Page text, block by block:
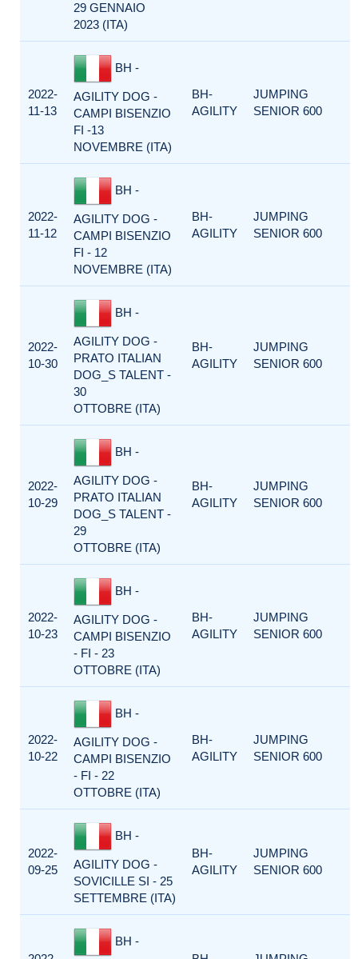
29 GENNAIO
2023 (ITA)
2022-
11-13
BH -
AGILITY DOG -
CAMPI BISENZIO
FI -13
NOVEMBRE (ITA)
BH-
AGILITY
JUMPING
SENIOR 600
2022-
11-12
BH -
AGILITY DOG -
CAMPI BISENZIO
FI - 12
NOVEMBRE (ITA)
BH-
AGILITY
JUMPING
SENIOR 600
2022-
10-30
BH -
AGILITY DOG -
PRATO ITALIAN
DOG_S TALENT -
30
OTTOBRE (ITA)
BH-
AGILITY
JUMPING
SENIOR 600
2022-
10-29
BH -
AGILITY DOG -
PRATO ITALIAN
DOG_S TALENT -
29
OTTOBRE (ITA)
BH-
AGILITY
JUMPING
SENIOR 600
2022-
10-23
BH -
AGILITY DOG -
CAMPI BISENZIO
- FI - 23
OTTOBRE (ITA)
BH-
AGILITY
JUMPING
SENIOR 600
2022-
10-22
BH -
AGILITY DOG -
CAMPI BISENZIO
- FI - 22
OTTOBRE (ITA)
BH-
AGILITY
JUMPING
SENIOR 600
2022-
09-25
BH -
AGILITY DOG -
SOVICILLE SI - 25
SETTEMBRE (ITA)
BH-
AGILITY
JUMPING
SENIOR 600
BH -